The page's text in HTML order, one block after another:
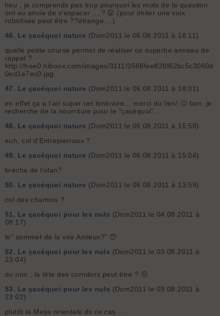
heu , je comprends pas trop pourquoi les mots de la question
ont eu envie de s'espacer ....? 😮 (pour imiter une voix
robotisée peut être ??étrange... )
46. Le çacéquoi nature (Dom2011 le 06.08.2011 à 18:11)
quelle petite course permet de réaliser ce superbe anneau de
rappel ?
http://free0.hiboox.com/images/3111/3568feeff28f62bc5c3060d
0ed1e7ec0.jpg
47. Le çacéquoi nature (Dom2011 le 06.08.2011 à 18:01)
en effet ça a l'air super cet itinéraire... merci du lien! 🙂 bon, je
recherche de la nourriture pour le "çacéquoi"....
48. Le çacéquoi nature (Dom2011 le 06.08.2011 à 15:58)
euh, col d'Entrepierroux ?
49. Le çacéquoi nature (Dom2011 le 06.08.2011 à 15:04)
brèche de l'olan?
50. Le çacéquoi nature (Dom2011 le 06.08.2011 à 13:59)
col des chamois ?
51. Le çacéquoi pour les nuls (Dom2011 le 04.08.2011 à
08:17)
le" sommet de la vire Amieux?" 😯
52. Le çacéquoi pour les nuls (Dom2011 le 03.08.2011 à
23:04)
ou non , la tête des corridors peut être ? 🤨
53. Le çacéquoi pour les nuls (Dom2011 le 03.08.2011 à
23:02)
plutôt la Meije orientale ds ce cas ...